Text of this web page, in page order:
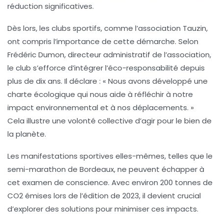
réduction significatives.
Dès lors, les clubs sportifs, comme l’association Tauzin,
ont compris l’importance de cette démarche. Selon
Frédéric Dumon, directeur administratif de l’association,
le club s’efforce d’intégrer l’éco-responsabilité depuis
plus de dix ans. Il déclare : « Nous avons développé une
charte écologique qui nous aide à réfléchir à notre
impact environnemental et à nos déplacements. »
Cela illustre une volonté collective d’agir pour le bien de
la planète.
Les manifestations sportives elles-mêmes, telles que le
semi-marathon de Bordeaux, ne peuvent échapper à
cet examen de conscience. Avec environ 200 tonnes de
CO2émises lors de l’édition de 2023, il devient crucial
d’explorer des solutions pour minimiser ces impacts.